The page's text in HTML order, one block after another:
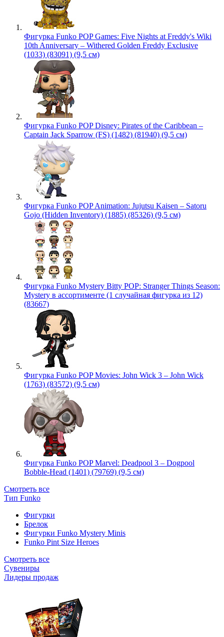
Фигурка Funko POP Games: Five Nights at Freddy's Wiki
10th Anniversary – Withered Golden Freddy Exclusive
(1033) (83091) (9,5 см)
Фигурка Funko POP Disney: Pirates of the Caribbean –
Captain Jack Sparrow (FS) (1482) (81940) (9,5 см)
Фигурка Funko POP Animation: Jujutsu Kaisen – Satoru
Gojo (Hidden Inventory) (1885) (85326) (9,5 см)
Фигурка Funko Mystery Bitty POP: Stranger Things Season:
Mystery в ассортименте (1 случайная фигурка из 12)
(83667)
Фигурка Funko POP Movies: John Wick 3 – John Wick
(1763) (83572) (9,5 см)
Фигурка Funko POP Marvel: Deadpool 3 – Dogpool
Bobble-Head (1401) (79769) (9,5 см)
Смотреть все
Тип Funko
Фигурки
Брелок
Фигурки Funko Mystery Minis
Funko Pint Size Heroes
Смотреть все
Сувениры
Лидеры продаж